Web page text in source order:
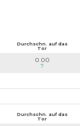
Durchschn. auf das
Tor
0.00
?
Durchschn. auf das
Tor